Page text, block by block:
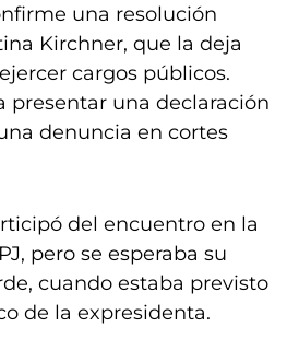
una resolución
Kirchner, que la deja
cargos públicos.
presentar una declaración
denuncia en cortes
del encuentro en la
pero se esperaba su
cuando estaba previsto
de la expresidenta.